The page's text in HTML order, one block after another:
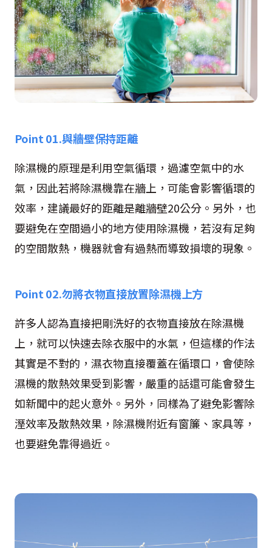
Point 01.與牆壁保持距離
除濕機的原理是利用空氣循環，過濾空氣中的水
氣，因此若將除濕機靠在牆上，可能會影響循環的
效率，建議最好的距離是離牆壁20公分。另外，也
要避免在空間過小的地方使用除濕機，若沒有足夠
的空間散熱，機器就會有過熱而導致損壞的現象。
Point 02.勿將衣物直接放置除濕機上方
許多人認為直接把剛洗好的衣物直接放在除濕機
上，就可以快速去除衣服中的水氣，但這樣的作法
其實是不對的，濕衣物直接覆蓋在循環口，會使除
濕機的散熱效果受到影響，嚴重的話還可能會發生
如新聞中的起火意外。另外，同樣為了避免影響除
溼效率及散熱效果，除濕機附近有窗簾、家具等，
也要避免靠得過近。